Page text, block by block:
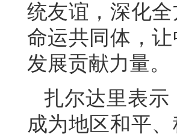
统友谊，深化
命运共同体，
发展贡献力量。
扎尔达里表示
成为地区和平